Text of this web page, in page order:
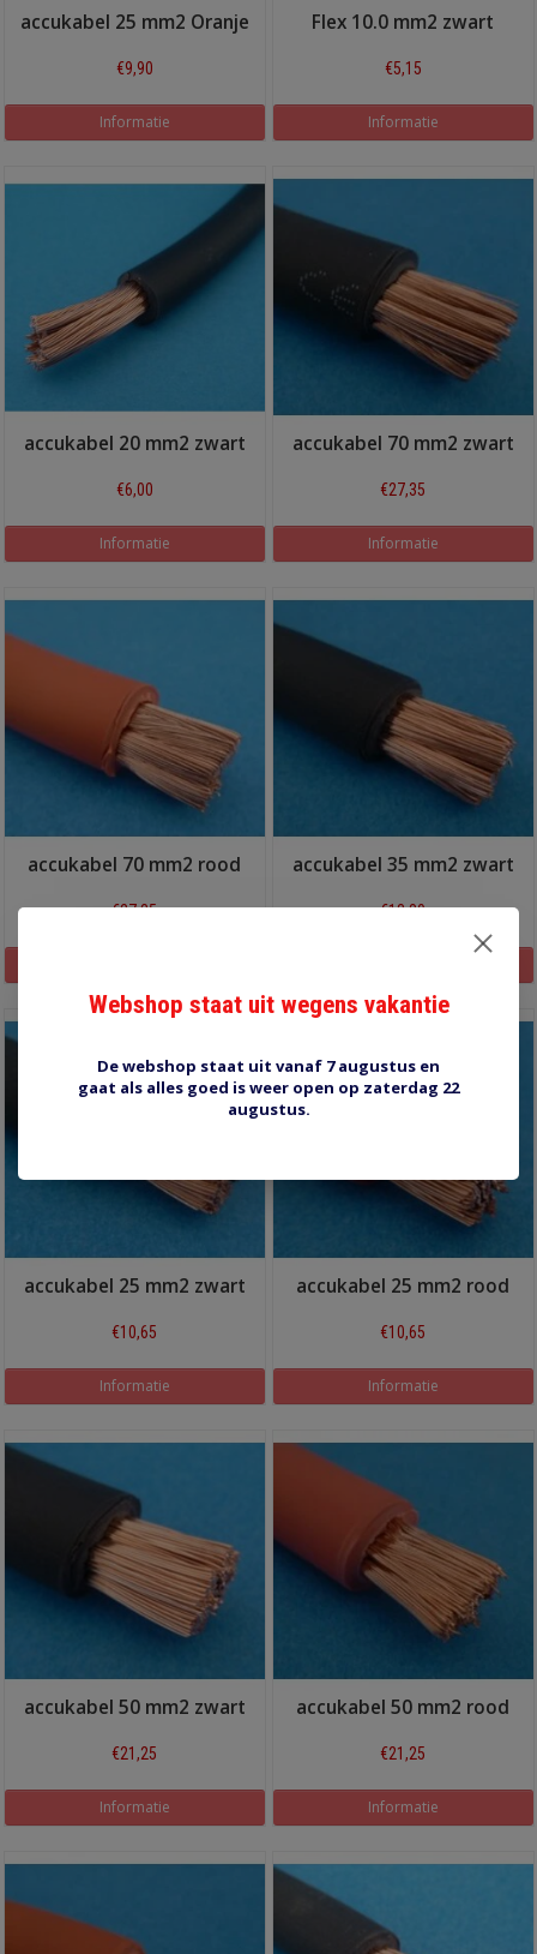
accukabel 25 mm2 Oranje
€9,90
Informatie
Flex 10.0 mm2 zwart
€5,15
Informatie
accukabel 20 mm2 zwart
€6,00
Informatie
accukabel 70 mm2 zwart
€27,35
Informatie
accukabel 70 mm2 rood
€27,35
accukabel 35 mm2 zwart
€13,80
accukabel 25 mm2 zwart
€10,65
Informatie
accukabel 25 mm2 rood
€10,65
Informatie
accukabel 50 mm2 zwart
€21,25
Informatie
accukabel 50 mm2 rood
€21,25
Informatie
Webshop staat uit wegens vakantie
De webshop staat uit vanaf 7 augustus en
gaat als alles goed is weer open op zaterdag 22
augustus.